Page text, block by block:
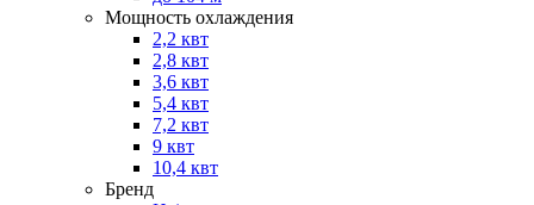
Мощность охлаждения
2,2 квт
2,8 квт
3,6 квт
5,4 квт
7,2 квт
9 квт
10,4 квт
Бренд